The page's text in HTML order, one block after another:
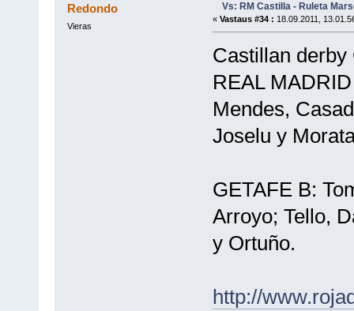
Redondo
Vieras
Vs: RM Castilla - Ruleta
« Vastaus #34 : 18.09.2011,
Castillan derby
REAL
Mendes,
Joselu y
GETAFE B:
Arroyo; Tello,
y Ortuño.
http://